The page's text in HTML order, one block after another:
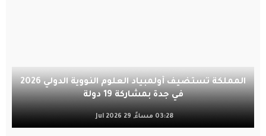
المملكة تستضيف أولمبياد العلوم النووية الدولي 2026
في جدة بمشاركة 19 دولة
03:28 مساءً, 29 Jul 2026